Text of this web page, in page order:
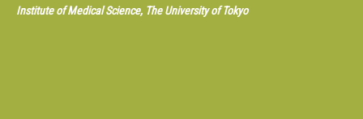
Institute of Medical Science, The University of Tokyo